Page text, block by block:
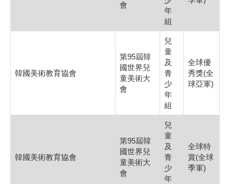
會
年
組
韓國美術教育協會
第95屆韓
國世界兒
童美術大
會
兒
童
及
青
少
年
組
全球優
秀獎(全
球亞軍)
韓國美術教育協會
第95屆韓
國世界兒
童美術大
會
兒
童
及
青
少
年
全球特
賞(全球
季軍)